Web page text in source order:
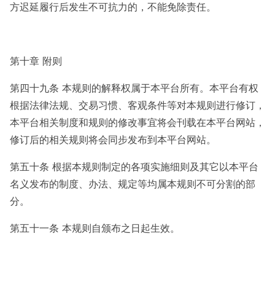
方迟延履行后发生不可抗力的，不能免除责任。
第十章 附则
第四十九条 本规则的解释权属于本平台所有。本平台有权
根据法律法规、交易习惯、客观条件等对本规则进行修订，
本平台相关制度和规则的修改事宜将会刊载在本平台网站，
修订后的相关规则将会同步发布到本平台网站。
第五十条 根据本规则制定的各项实施细则及其它以本平台
名义发布的制度、办法、规定等均属本规则不可分割的部
分。
第五十一条 本规则自颁布之日起生效。